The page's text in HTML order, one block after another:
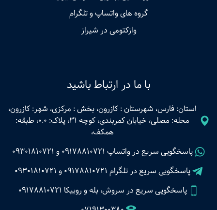
گروه های واتساپ و تلگرام
وازکتومی در شیراز
با ما در ارتباط باشید
استان: فارس، شهرستان : کازرون، بخش : مرکزی، شهر: کازرون،
محله: مصلی، خیابان کمربندی، کوچه 31، پلاک: 0.0، طبقه:
همکف،
پاسخگویی سریع در واتساپ 09178810721 و 09301810721
پاسخگویی سریع در تلگرام 09178810721 و 09301810721
پاسخگویی سریع در سروش، بله و روبیکا 09178810721